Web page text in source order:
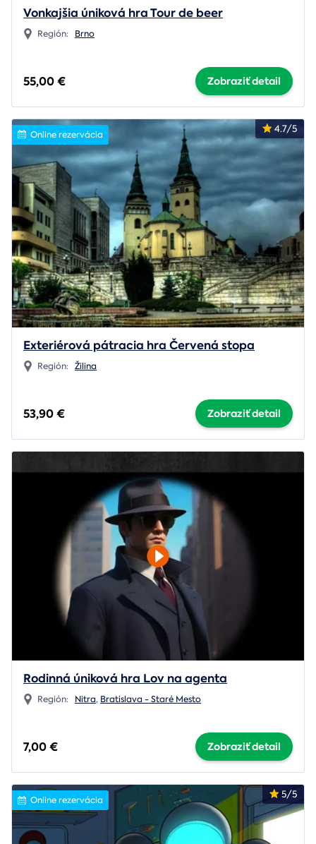
Vonkajšia úniková hra Tour de beer
Región: Brno
55,00 € Zobraziť detail
4.7/5
Online rezervácia
Exteriérová pátracia hra Červená stopa
Región: Žilina
53,90 € Zobraziť detail
Rodinná úniková hra Lov na agenta
Región: Nitra, Bratislava - Staré Mesto
7,00 € Zobraziť detail
5/5
Online rezervácia